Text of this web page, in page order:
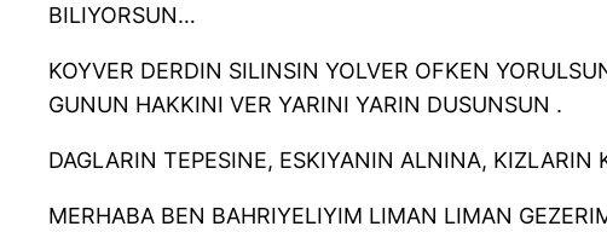
BILIYORSUN…
KOYVER DERDIN SILINSIN YOLVER OFKEN
GUNUN HAKKINI VER YARINI YARIN DUSUNSUN .
DAGLARIN TEPESINE, ESKIYANIN ALNINA,
MERHABA BEN BAHRIYELIYIM LIMAN LIMAN